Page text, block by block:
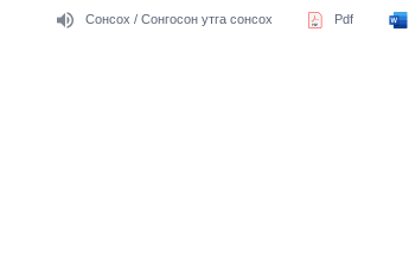
Сонсох / Сонгосон утга сонсох Pdf